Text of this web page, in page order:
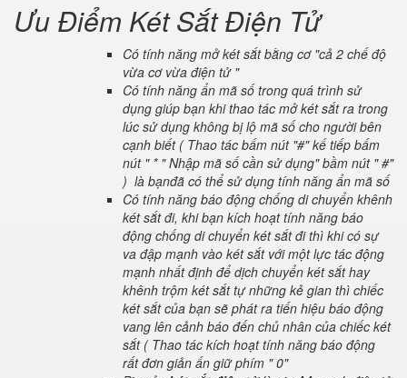
Ưu Điểm Két Sắt Điện Tử
Có tính năng mở két sắt bằng cơ "cả 2 chế độ
vừa cơ vừa điện tử "
Có tính năng ẩn mã số trong quá trình sử
dụng giúp bạn khi thao tác mở két sắt ra trong
lúc sử dụng không bị lộ mã số cho người bên
cạnh biết ( Thao tác bấm nút "#" kế tiếp bấm
nút " * " Nhập mã số cần sử dụng" bầm nút " #"
) là bạnđã có thể sử dụng tính năng ẩn mã số
Có tính năng báo động chống di chuyển khênh
két sắt đi, khi bạn kích hoạt tính năng báo
động chống di chuyển két sắt đi thì khi có sự
va đập mạnh vào két sắt với một lực tác động
mạnh nhất định để dịch chuyển két sắt hay
khênh trộm két sắt tự những kẻ gian thì chiếc
két sắt của bạn sẽ phát ra tiến hiệu báo động
vang lên cảnh báo đến chủ nhân của chiếc két
sắt ( Thao tác kích hoạt tính năng báo động
rất đơn giản ấn giữ phím " 0"